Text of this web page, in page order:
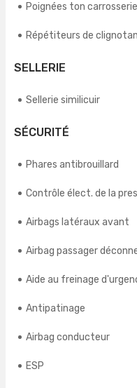
Poignées ton carrosserie
Répétiteurs de
SELLERIE
Sellerie similicuir
SÉCURITÉ
Phares antibrouillard
Contrôle élect. de la
Airbags latéraux avant
Airbag passager
Aide au freinage
Antipatinage
Airbag conducteur
ESP